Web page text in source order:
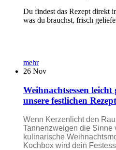
Du findest das Rezept direkt
was du brauchst, frisch
mehr
26 Nov
Weihnachtsessen
unsere festlichen
Wenn Kerzenlicht den
Tannenzweigen die Sinne
kulinarische
Kochbox wird dein